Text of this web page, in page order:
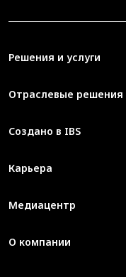
Решения и услуги
Отраслевые решения
Создано в IBS
Карьера
Медиацентр
О компании